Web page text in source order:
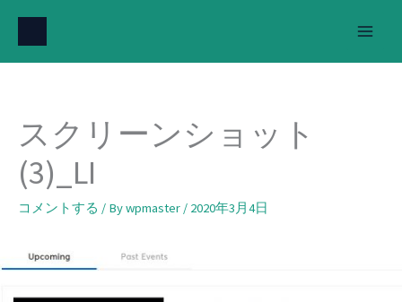
を
スクリーンショット
(3)_LI
コメントする / Bywpmaster / 2020年3月4日